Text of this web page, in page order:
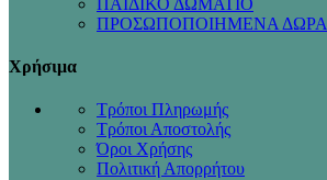
ΠΡΟΣΩΠΟΠΟΙΗΜΕΝΑ ΔΩΡΑ
Χρήσιμα
Τρόποι Πληρωμής
Τρόποι Αποστολής
Όροι Χρήσης
Πολιτική Απορρήτου